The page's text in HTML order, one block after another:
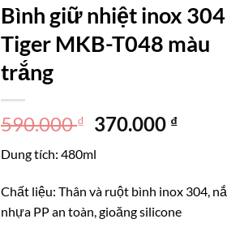
Bình giữ nhiệt inox 304
Tiger MKB-T048 màu
trắng
590.000₫
Giá
là:
590.000 ₫.
370.000 ₫Giá
Dung tích: 480ml
Chất liệu: Thân và ruột bình inox 304,
nhựa PP an toàn, gioăng silicone